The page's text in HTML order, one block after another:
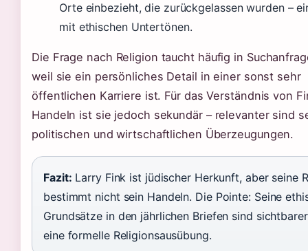
Orte einbezieht, die zurückgelassen wurden –
mit ethischen Untertönen.
Die Frage nach Religion taucht häufig in
weil sie ein persönliches Detail in einer sonst sehr
öffentlichen Karriere ist. Für das Verständnis von
Handeln ist sie jedoch sekundär – relevanter sind
politischen und wirtschaftlichen Überzeugungen.
Fazit: Larry Fink ist jüdischer Herkunft, aber seine
bestimmt nicht sein Handeln. Die Pointe: Seine
Grundsätze in den jährlichen Briefen sind
eine formelle Religionsausübung.